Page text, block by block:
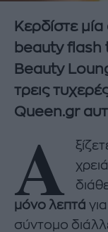
Κερδίστε
beauty flash
Beauty
τρεις
Queen.gr
Α
μόνο λεπτά
σύντομο